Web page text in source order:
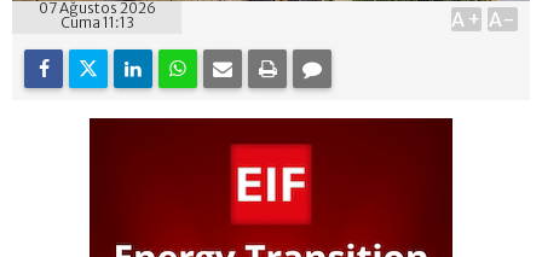
07 Ağustos 2026
Cuma 11:13
A+ A-